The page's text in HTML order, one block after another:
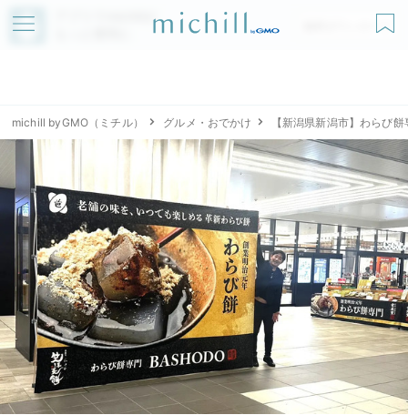
アプリでmichillが
無料ダウンロード
michill byGMO（ミチル） グルメ・おでかけ 【新潟県新潟市】わらび